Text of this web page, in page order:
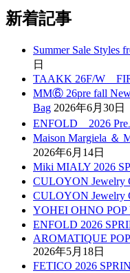
新着記事
Summer Sale Styles
日
TAAKK 26F/W
MM⑥ 26pre fall
Bag 2026年6月30日
ENFOLD 2026
Maison Margiela ＆
2026年6月14日
Miki MIALY 2026
CULOYON Jewelry
CULOYON Jewelry
YOHEI OHNO POP
ENFOLD 2026
AROMATIQUE
2026年5月18日
FETICO 2026